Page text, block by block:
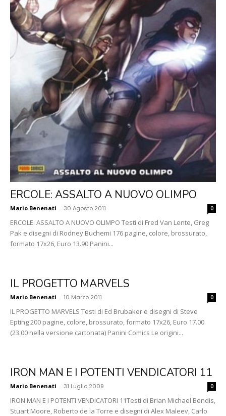
ERCOLE: ASSALTO A NUOVO OLIMPO
Mario Benenati - 30 Agosto 2011 0
ERCOLE: ASSALTO A NUOVO OLIMPO Testi di Fred Van Lente, Greg
Pak e disegni di Rodney Buchemi 176 pagine, colore, brossurato,
formato 17x26, Euro 13.90 Panini...
IL PROGETTO MARVELS
Mario Benenati - 10 Marzo 2011 0
IL PROGETTO MARVELS Testi di Ed Brubaker e disegni di Steve
Epting 200 pagine, colore, brossurato, formato 17x26, Euro 17.00
(23.00 nella versione cartonata) Panini Comics Le origini...
IRON MAN E I POTENTI VENDICATORI 11
Mario Benenati - 31 Luglio 2009 0
IRON MAN E I POTENTI VENDICATORI 11Testi di Brian Michael Bendis,
Stuart Moore, Roberto de la Torre e disegni di Alex Maleev, Carlo